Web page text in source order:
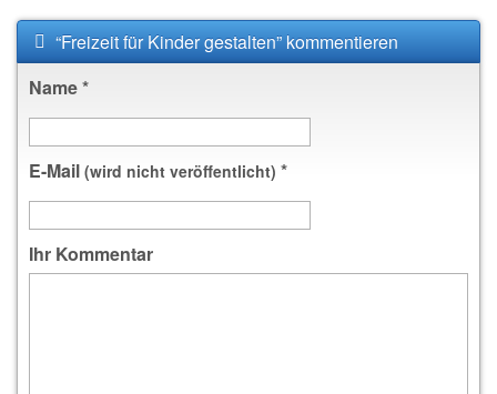
“Freizeit für Kinder gestalten” kommentieren
Name*
E-Mail (wird nicht veröffentlicht) *
Ihr Kommentar